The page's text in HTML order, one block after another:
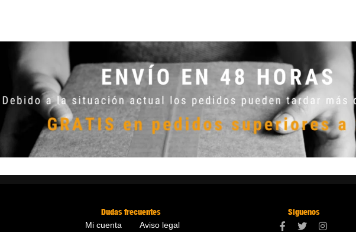
Dudas frecuentes
Mi cuenta Aviso legal
Síguenos